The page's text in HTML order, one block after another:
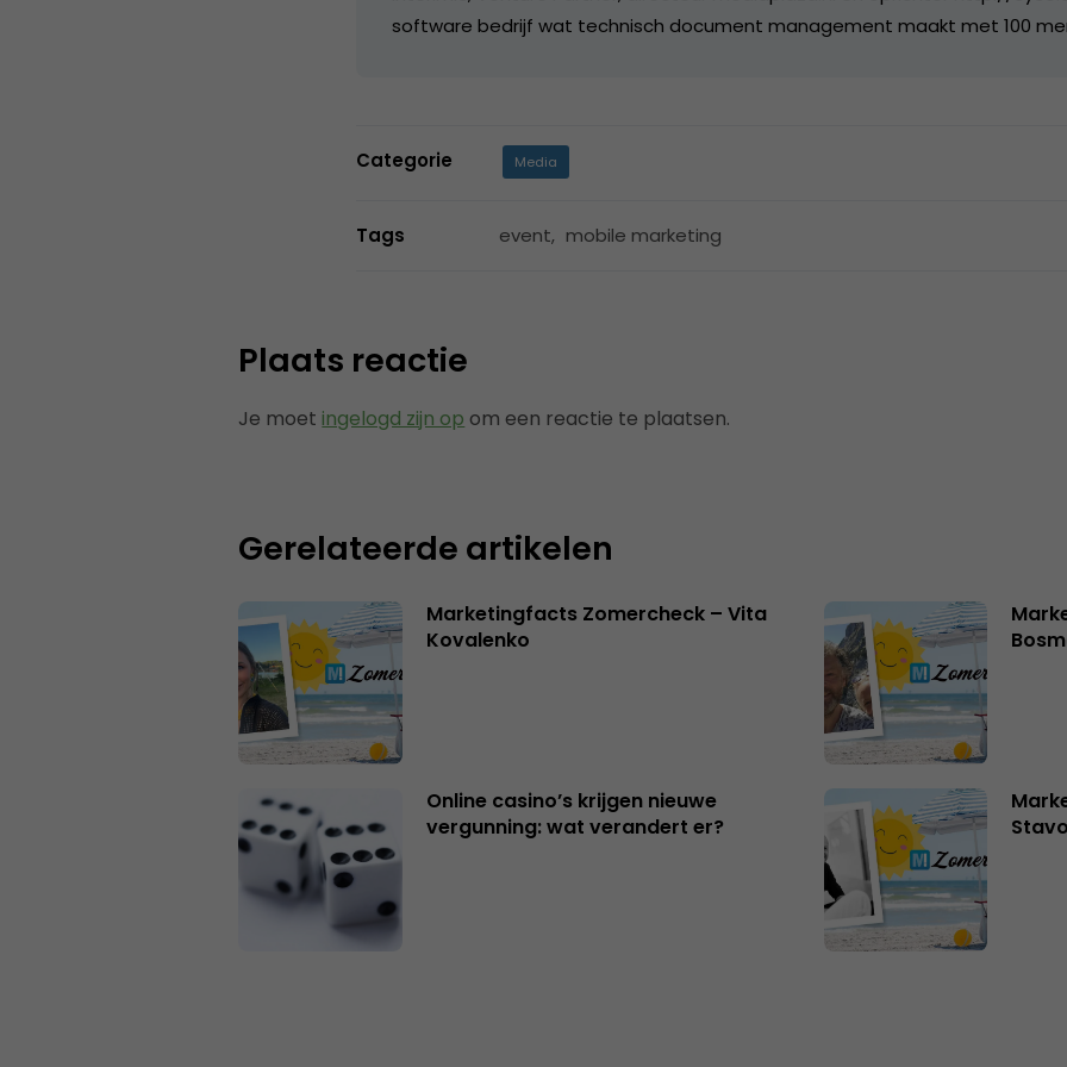
software bedrijf wat technisch document management maakt met 100
Categorie Media
Tags event, mobile marketing
Plaats reactie
Je moet ingelogd zijn op om een reactie te plaatsen.
Gerelateerde artikelen
Marketingfacts Zomercheck – Vita
Kovalenko
Online casino’s krijgen nieuwe
vergunning: wat verandert er?